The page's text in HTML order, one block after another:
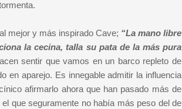
mejor y más inspirado Cave; “La mano libre
la cecina, talla su pata de la más pura
sentir que vamos en un barco repleto de
en aparejo. Es innegable admitir la influencia
afirmarlo ahora que han pasado más de
que seguramente no había más peso del de